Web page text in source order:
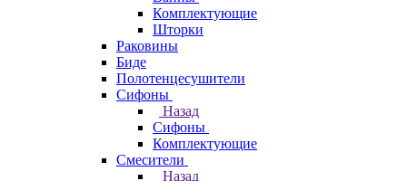
Комплектующие
Шторки
Раковины
Биде
Полотенцесушители
Сифоны
Назад
Сифоны
Комплектующие
Смесители
Назад